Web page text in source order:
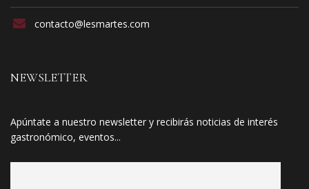
contacto@lesmartes.com
NEWSLETTER
Apúntate a nuestro newsletter y recibirás noticias de interés
gastronómico, eventos...